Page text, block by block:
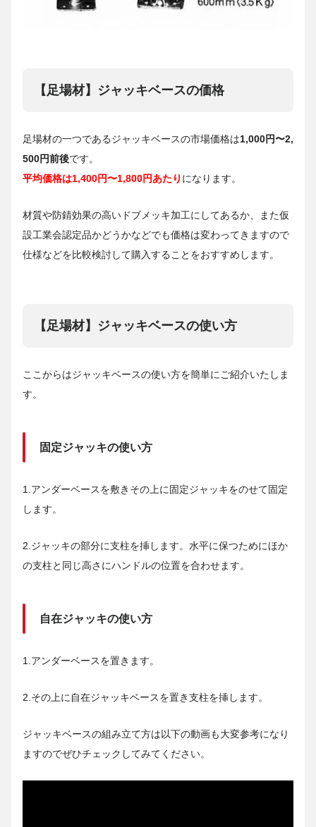
【足場材】ジャッキベースの価格
足場材の一つであるジャッキベースの市場価格は1,000円〜2,
500円前後です。
平均価格は1,400円〜1,800円あたり になります。
材質や防錆効果の高いドブメッキ加工にしてあるか、また仮
設工業会認定品かどうかなどでも価格は変わってきますので
仕様などを比較検討して購入することをおすすめします。
【足場材】ジャッキベースの使い方
ここからはジャッキベースの使い方を簡単にご紹介いたしま
す。
固定ジャッキの使い方
1.アンダーベースを敷きその上に固定ジャッキをのせて固定
します。
2.ジャッキの部分に支柱を挿します。水平に保つためにほか
の支柱と同じ高さにハンドルの位置を合わせます。
自在ジャッキの使い方
1.アンダーベースを置きます。
2.その上に自在ジャッキベースを置き支柱を挿します。
ジャッキベースの組み立て方は以下の動画も大変参考になり
ますのでぜひチェックしてみてください。